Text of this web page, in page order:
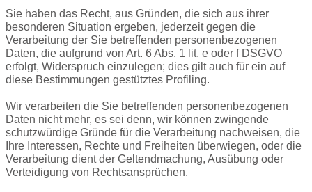
Sie haben das Recht, aus Gründen, die sich aus ihrer
besonderen Situation ergeben, jederzeit gegen die
Verarbeitung der Sie betreffenden personenbezogenen
Daten, die aufgrund von Art. 6 Abs. 1 lit. e oder f DSGVO
erfolgt, Widerspruch einzulegen; dies gilt auch für ein auf
diese Bestimmungen gestütztes Profiling.
Wir verarbeiten die Sie betreffenden personenbezogenen
Daten nicht mehr, es sei denn, wir können zwingende
schutzwürdige Gründe für die Verarbeitung nachweisen, die
Ihre Interessen, Rechte und Freiheiten überwiegen, oder die
Verarbeitung dient der Geltendmachung, Ausübung oder
Verteidigung von Rechtsansprüchen.